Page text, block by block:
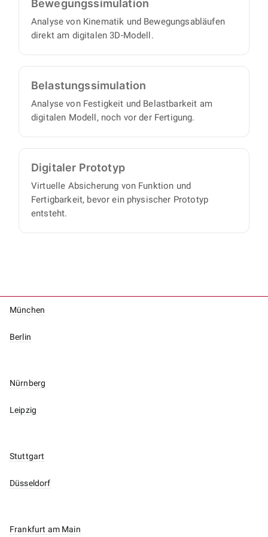
Bewegungs­simulation
Analyse von Kinematik und Bewegungsabläufen
direkt am digitalen 3D-Modell.
Belastungs­simulation
Analyse von Festigkeit und Belastbarkeit am
digitalen Modell, noch vor der Fertigung.
Digitaler Prototyp
Virtuelle Absicherung von Funktion und
Fertigbarkeit, bevor ein physischer Prototyp
entsteht.
München
Berlin
Nürnberg
Leipzig
Stuttgart
Düsseldorf
Frankfurt am Main